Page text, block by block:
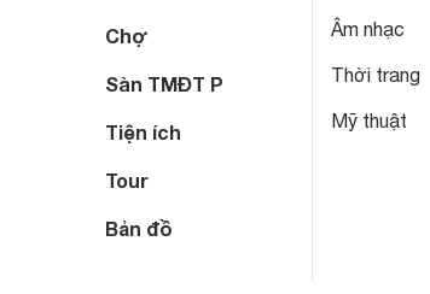
Chợ
Sàn TMĐT P
Tiện ích
Tour
Bản đồ
Âm nhạc
Thời trang
Mỹ thuật